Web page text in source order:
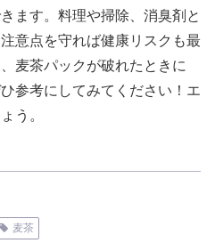
ます。料理や掃除、消臭剤と
意点を守れば健康リスクも最
麦茶パックが破れたときに
参考にしてみてください！エ
う。
麦茶